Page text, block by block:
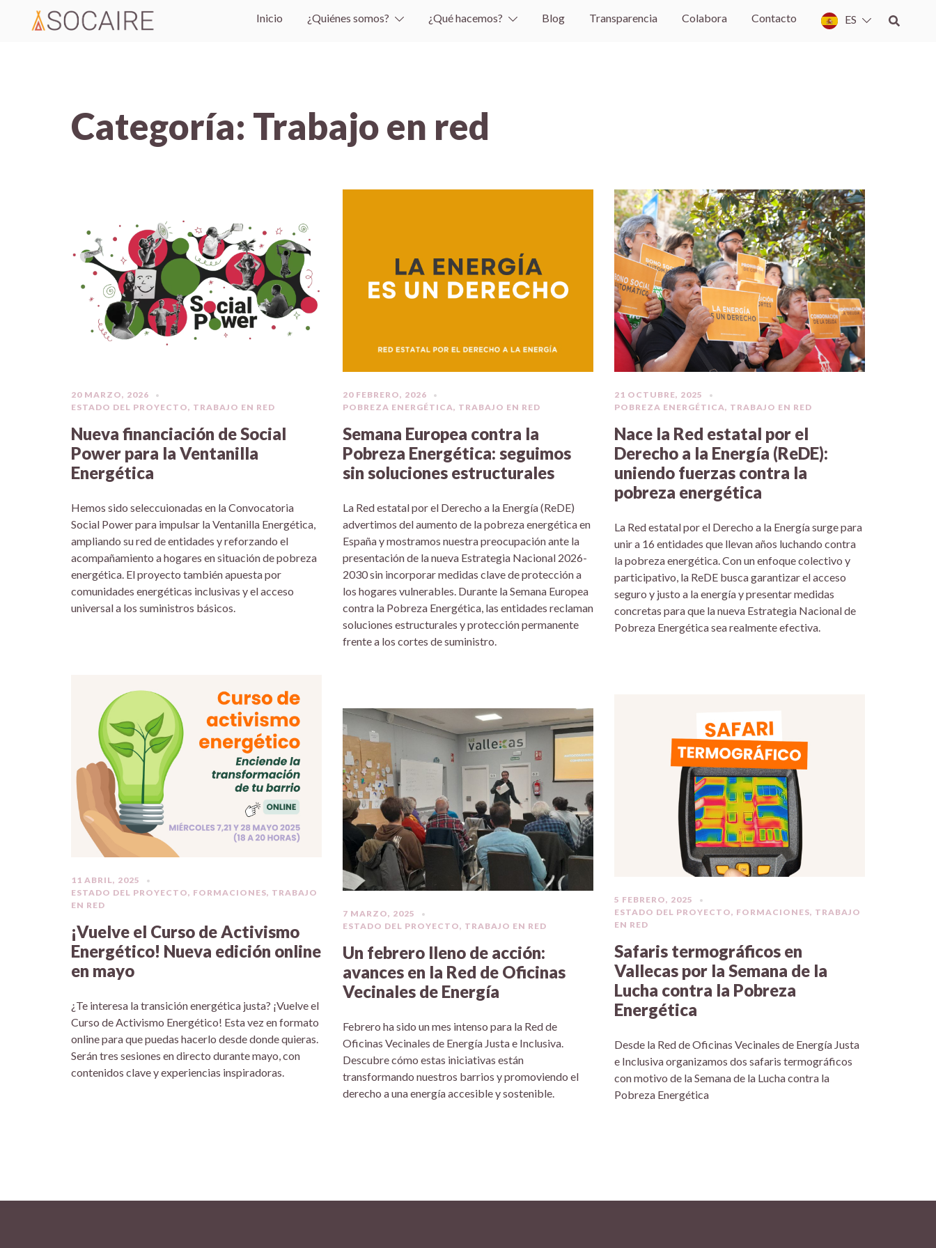
Inicio ¿Quiénes somos? ¿Qué hacemos? Blog Transparencia Colabora Contacto ES
Categoría: Trabajo en red
20 MARZO, 2026
ESTADO DEL PROYECTO, TRABAJO EN RED
Nueva financiación de Social
Power para la Ventanilla
Energética
Hemos sido seleccuionadas en la Convocatoria
Social Power para impulsar la Ventanilla Energética,
ampliando su red de entidades y reforzando el
acompañamiento a hogares en situación de pobreza
energética. El proyecto también apuesta por
comunidades energéticas inclusivas y el acceso
universal a los suministros básicos.
20 FEBRERO, 2026
POBREZA ENERGÉTICA, TRABAJO EN RED
Semana Europea contra la
Pobreza Energética: seguimos
sin soluciones estructurales
La Red estatal por el Derecho a la Energía (ReDE)
advertimos del aumento de la pobreza energética en
España y mostramos nuestra preocupación ante la
presentación de la nueva Estrategia Nacional 2026-
2030 sin incorporar medidas clave de protección a
los hogares vulnerables. Durante la Semana Europea
contra la Pobreza Energética, las entidades reclaman
soluciones estructurales y protección permanente
frente a los cortes de suministro.
21 OCTUBRE, 2025
POBREZA ENERGÉTICA, TRABAJO EN RED
Nace la Red estatal por el
Derecho a la Energía (ReDE):
uniendo fuerzas contra la
pobreza energética
La Red estatal por el Derecho a la Energía surge para
unir a 16 entidades que llevan años luchando contra
la pobreza energética. Con un enfoque colectivo y
participativo, la ReDE busca garantizar el acceso
seguro y justo a la energía y presentar medidas
concretas para que la nueva Estrategia Nacional de
Pobreza Energética sea realmente efectiva.
11 ABRIL, 2025
ESTADO DEL PROYECTO, FORMACIONES, TRABAJO
EN RED
¡Vuelve el Curso de Activismo
Energético! Nueva edición online
en mayo
¿Te interesa la transición energética justa? ¡Vuelve el
Curso de Activismo Energético! Esta vez en formato
online para que puedas hacerlo desde donde quieras.
Serán tres sesiones en directo durante mayo, con
contenidos clave y experiencias inspiradoras.
7 MARZO, 2025
ESTADO DEL PROYECTO, TRABAJO EN RED
Un febrero lleno de acción:
avances en la Red de Oficinas
Vecinales de Energía
Febrero ha sido un mes intenso para la Red de
Oficinas Vecinales de Energía Justa e Inclusiva.
Descubre cómo estas iniciativas están
transformando nuestros barrios y promoviendo el
derecho a una energía accesible y sostenible.
5 FEBRERO, 2025
ESTADO DEL PROYECTO, FORMACIONES, TRABAJO
EN RED
Safaris termográficos en
Vallecas por la Semana de la
Lucha contra la Pobreza
Energética
Desde la Red de Oficinas Vecinales de Energía Justa
e Inclusiva organizamos dos safaris termográficos
con motivo de la Semana de la Lucha contra la
Pobreza Energética